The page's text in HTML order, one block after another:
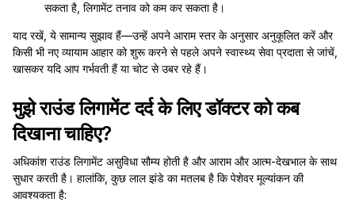
सकता है, लिगामेंट तनाव को कम कर सकता है।
याद रखें, ये सामान्य सुझाव हैं—उन्हें अपने आराम स्तर के अनुसार अनुकूलित करें और
किसी भी नए व्यायाम आहार को शुरू करने से पहले अपने स्वास्थ्य सेवा प्रदाता से जांचें,
खासकर यदि आप गर्भवती हैं या चोट से उबर रहे हैं।
मुझे राउंड लिगामेंट दर्द के लिए डॉक्टर को कब
दिखाना चाहिए?
अधिकांश राउंड लिगामेंट असुविधा सौम्य होती है और आराम और आत्म-देखभाल के साथ
सुधार करती है। हालांकि, कुछ लाल झंडे का मतलब है कि पेशेवर मूल्यांकन की
आवश्यकता है: